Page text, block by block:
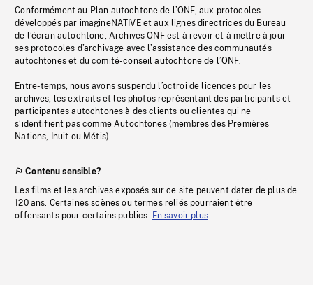
Conformément au Plan autochtone de l’ONF, aux protocoles
développés par imagineNATIVE et aux lignes directrices du Bureau
de l’écran autochtone, Archives ONF est à revoir et à mettre à jour
ses protocoles d’archivage avec l’assistance des communautés
autochtones et du comité-conseil autochtone de l’ONF.
Entre-temps, nous avons suspendu l’octroi de licences pour les
archives, les extraits et les photos représentant des participants et
participantes autochtones à des clients ou clientes qui ne
s’identifient pas comme Autochtones (membres des Premières
Nations, Inuit ou Métis).
Contenu sensible?
Les films et les archives exposés sur ce site peuvent dater de plus de
120 ans. Certaines scènes ou termes reliés pourraient être
offensants pour certains publics. En savoir plus